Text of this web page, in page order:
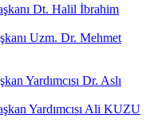
Dt. Halil İbrahim
Uzm. Dr. Mehmet
Yardımcısı Dr. Aslı
Yardımcısı Ali KUZU